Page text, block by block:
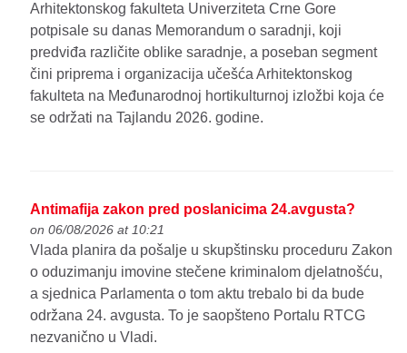
Arhitektonskog fakulteta Univerziteta Crne Gore
potpisale su danas Memorandum o saradnji, koji
predviđa različite oblike saradnje, a poseban segment
čini priprema i organizacija učešća Arhitektonskog
fakulteta na Međunarodnoj hortikulturnoj izložbi koja će
se održati na Tajlandu 2026. godine.
Antimafija zakon pred poslanicima 24.avgusta?
on 06/08/2026 at 10:21
Vlada planira da pošalje u skupštinsku proceduru Zakon
o oduzimanju imovine stečene kriminalom djelatnošću,
a sjednica Parlamenta o tom aktu trebalo bi da bude
održana 24. avgusta. To je saopšteno Portalu RTCG
nezvanično u Vladi.